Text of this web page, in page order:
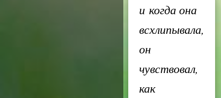
и когда она
всхлипывала,
он
чувствовал,
как